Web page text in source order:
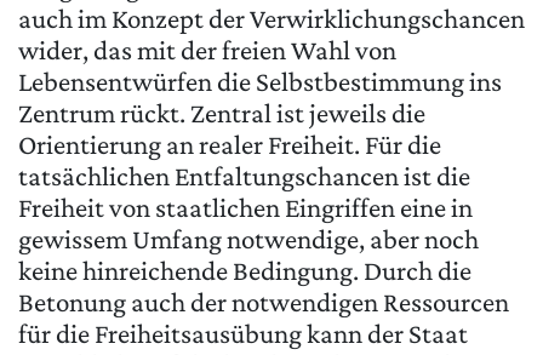
auch im Konzept der Verwirklichungschancen
wider, das mit der freien Wahl von
Lebensentwürfen die Selbstbestimmung ins
Zentrum rückt. Zentral ist jeweils die
Orientierung an realer Freiheit. Für die
tatsächlichen Entfaltungschancen ist die
Freiheit von staatlichen Eingriffen eine in
gewissem Umfang notwendige, aber noch
keine hinreichende Bedingung. Durch die
Betonung auch der notwendigen Ressourcen
für die Freiheitsausübung kann der Staat